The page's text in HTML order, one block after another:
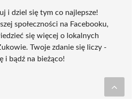
i dziel się tym co najlepsze!
społeczności na Facebooku,
się więcej o lokalnych
Twoje zdanie się liczy -
i bądź na bieżąco!